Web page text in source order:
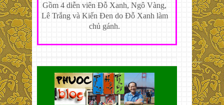
Gồm 4 diễn viên Đỗ Xanh, Ngô Vàng,
Lê Trắng và Kiến Đen do Đỗ Xanh làm
chủ gánh.